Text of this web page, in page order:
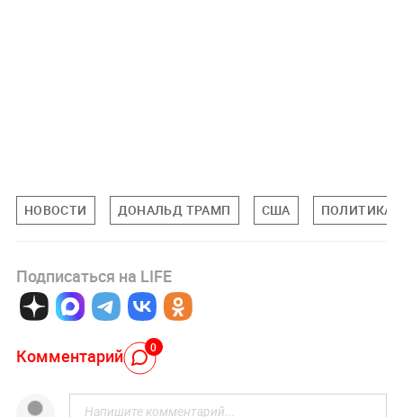
НОВОСТИ ДОНАЛЬД ТРАМП США ПОЛИТИКА
Подписаться на LIFE
Комментарий 0